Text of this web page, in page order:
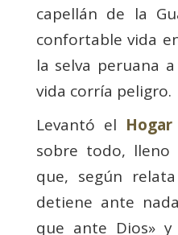
capellán de la
confortable vida
la selva peruana
vida corría peligro.
Levantó el
sobre todo,
que, según
detiene ante
que ante Dios»